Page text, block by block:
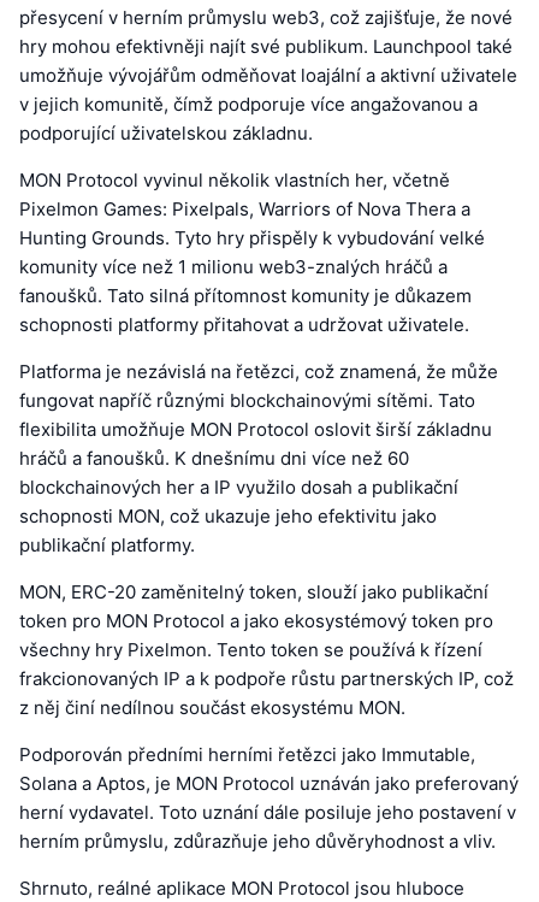
přesycení v herním průmyslu web3, což zajišťuje, že nové
hry mohou efektivněji najít své publikum. Launchpool také
umožňuje vývojářům odměňovat loajální a aktivní uživatele
v jejich komunitě, čímž podporuje více angažovanou a
podporující uživatelskou základnu.
MON Protocol vyvinul několik vlastních her, včetně
Pixelmon Games: Pixelpals, Warriors of Nova Thera a
Hunting Grounds. Tyto hry přispěly k vybudování velké
komunity více než 1 milionu web3-znalých hráčů a
fanoušků. Tato silná přítomnost komunity je důkazem
schopnosti platformy přitahovat a udržovat uživatele.
Platforma je nezávislá na řetězci, což znamená, že může
fungovat napříč různými blockchainovými sítěmi. Tato
flexibilita umožňuje MON Protocol oslovit širší základnu
hráčů a fanoušků. K dnešnímu dni více než 60
blockchainových her a IP využilo dosah a publikační
schopnosti MON, což ukazuje jeho efektivitu jako
publikační platformy.
MON, ERC-20 zaměnitelný token, slouží jako publikační
token pro MON Protocol a jako ekosystémový token pro
všechny hry Pixelmon. Tento token se používá k řízení
frakcionovaných IP a k podpoře růstu partnerských IP, což
z něj činí nedílnou součást ekosystému MON.
Podporován předními herními řetězci jako Immutable,
Solana a Aptos, je MON Protocol uznáván jako preferovaný
herní vydavatel. Toto uznání dále posiluje jeho postavení v
herním průmyslu, zdůrazňuje jeho důvěryhodnost a vliv.
Shrnuto, reálné aplikace MON Protocol jsou hluboce